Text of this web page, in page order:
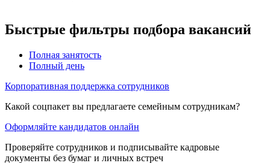
Быстрые фильтры подбора вакансий
Полная занятость
Полный день
Корпоративная поддержка сотрудников
Какой соцпакет вы предлагаете семейным сотрудникам?
Оформляйте кандидатов онлайн
Проверяйте сотрудников и подписывайте кадровые
документы без бумаг и личных встреч